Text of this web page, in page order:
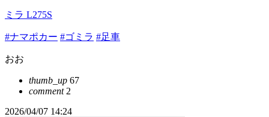
ミラ L275S
#ナマポカー #ゴミラ #足車
おお
thumb_up 67
comment2
2026/04/07 14:24